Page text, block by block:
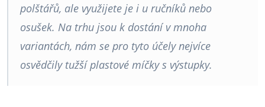
polštářů, ale využijete je i u ručníků nebo
osušek. Na trhu jsou k dostání v mnoha
variantách, nám se pro tyto účely nejvíce
osvědčily tužší plastové míčky s výstupky.